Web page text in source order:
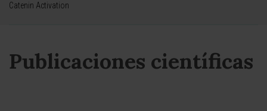
Catenin Activation
Publicaciones científicas